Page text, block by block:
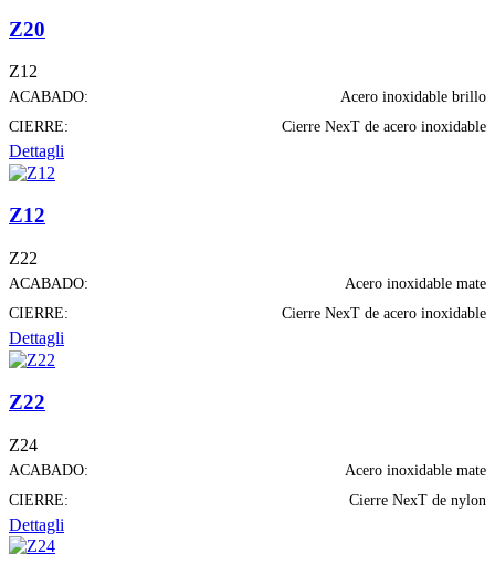
Z20
Z12
ACABADO:
Acero inoxidable brillo
CIERRE:
Cierre NexT de acero inoxidable
Dettagli
Z12
Z22
ACABADO:
Acero inoxidable mate
CIERRE:
Cierre NexT de acero inoxidable
Dettagli
Z22
Z24
ACABADO:
Acero inoxidable mate
CIERRE:
Cierre NexT de nylon
Dettagli